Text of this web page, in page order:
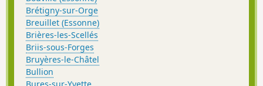
Brétigny-sur-Orge
Breuillet (Essonne)
Brières-les-Scellés
Briis-sous-Forges
Bruyères-le-Châtel
Bullion
Bures-sur-Yvette